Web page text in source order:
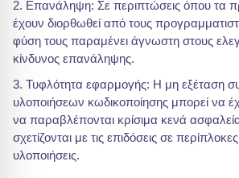
Επανάληψη: Σε περιπτώσεις όπου τα
έχουν διορθωθεί από τους
φύση τους παραμένει άγνωστη στους
κίνδυνος επανάληψης.
Τυφλότητα εφαρμογής: Η μη εξέταση
υλοποιήσεων κωδικοποίησης μπορεί να
να παραβλέπονται κρίσιμα κενά
σχετίζονται με τις επιδόσεις σε
υλοποιήσεις.